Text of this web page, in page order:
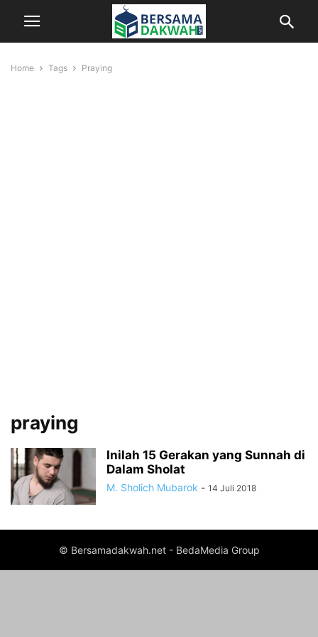
Home Tags Praying
praying
Inilah 15 Gerakan yang Sunnah di
Dalam Sholat
M. Sholich Mubarok - 14 Juli 2018
© Bersamadakwah.net - BedaMedia Group